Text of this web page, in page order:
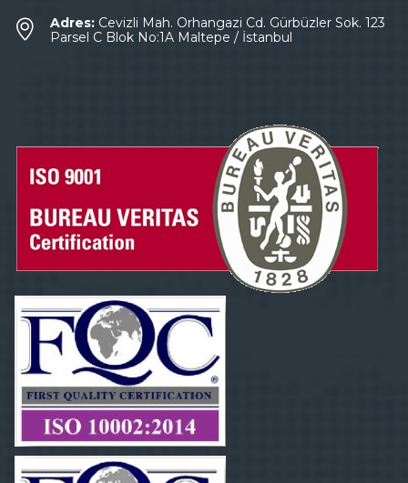
Adres: Cevizli Mah. Orhangazi Cd. Gürbüzler Sok. 123
Parsel C Blok No:1A Maltepe / İstanbul